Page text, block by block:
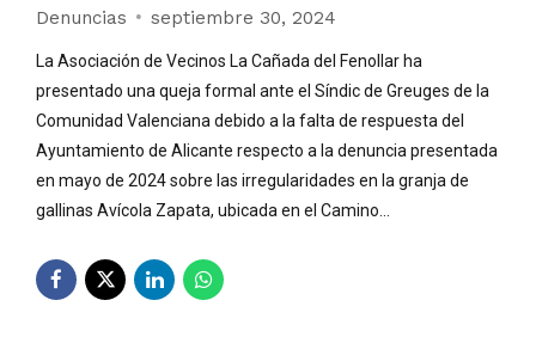
Denuncias septiembre 30, 2024
La Asociación de Vecinos La Cañada del Fenollar ha
presentado una queja formal ante el Síndic de Greuges de la
Comunidad Valenciana debido a la falta de respuesta del
Ayuntamiento de Alicante respecto a la denuncia presentada
en mayo de 2024 sobre las irregularidades en la granja de
gallinas Avícola Zapata, ubicada en el Camino...